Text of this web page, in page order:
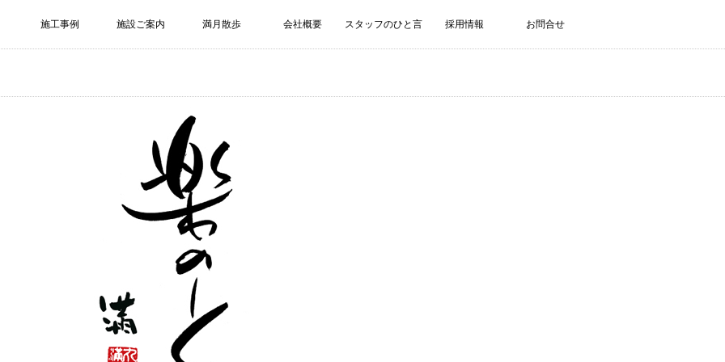
施工事例 施設ご案内 満月散歩 会社概要 スタッフのひと言 採用情報 お問合せ